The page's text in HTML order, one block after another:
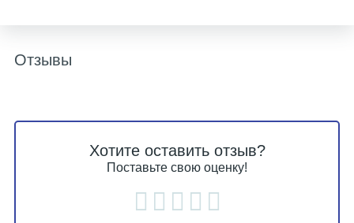
Отзывы
Хотите оставить отзыв?
Поставьте свою оценку!